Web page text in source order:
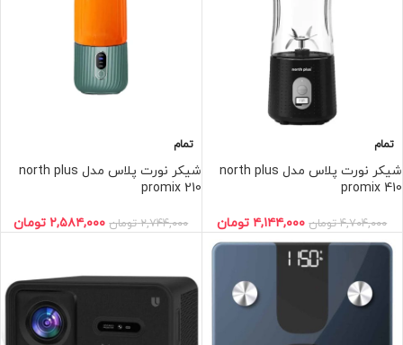
تمام
شیکر نورت پلاس مدل north plus
promix 410
۴,۷۰۴,۰۰۰ تومان ۴,۱۴۴,۰۰۰ تومان
تمام
شیکر نورت پلاس مدل north plus
promix 210
۲,۷۴۴,۰۰۰ تومان ۲,۵۸۴,۰۰۰ تومان